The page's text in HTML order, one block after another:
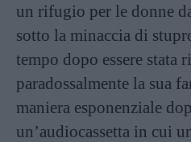
un rifugio per le donne
sotto la minaccia di
tempo dopo essere stata
paradossalmente la sua
maniera esponenziale
un’audiocassetta in cui